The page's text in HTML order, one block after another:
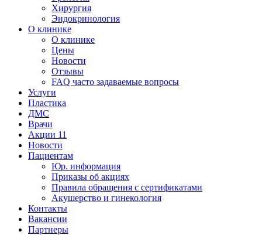
Хирургия
Эндокринология
О клинике
О клинике
Цены
Новости
Отзывы
FAQ часто задаваемые вопросы
Услуги
Пластика
ДМС
Врачи
Акции 11
Новости
Пациентам
Юр. информация
Приказы об акциях
Правила обращения с сертификатами
Акушерство и гинекология
Контакты
Вакансии
Партнеры